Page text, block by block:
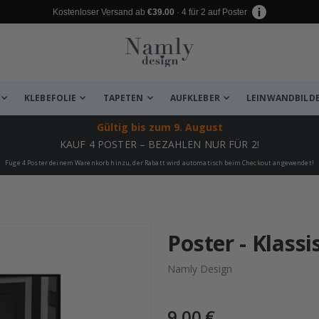
Kostenloser Versand ab €39.00 · 4 für 2 auf Poster
KLEBEFOLIE TAPETEN AUFKLEBER
Gültig bis zum 9. August
KAUF 4 POSTER – BEZAHLEN NUR FÜR 2!
Füge 4 Poster deinem Warenkorb hinzu, der Rabatt wird automatisch beim Checkout angewendet!
Poster -
Namly Design